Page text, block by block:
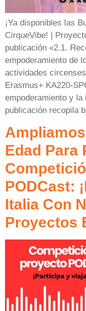
¡Ya disponibles las
CirqueVibe! |
publicación «2.1.
empoderamiento de
actividades
Erasmus+ KA220-
empoderamiento y
publicación recopila
Edad Para
PODCast:
Italia Con
Proyectos